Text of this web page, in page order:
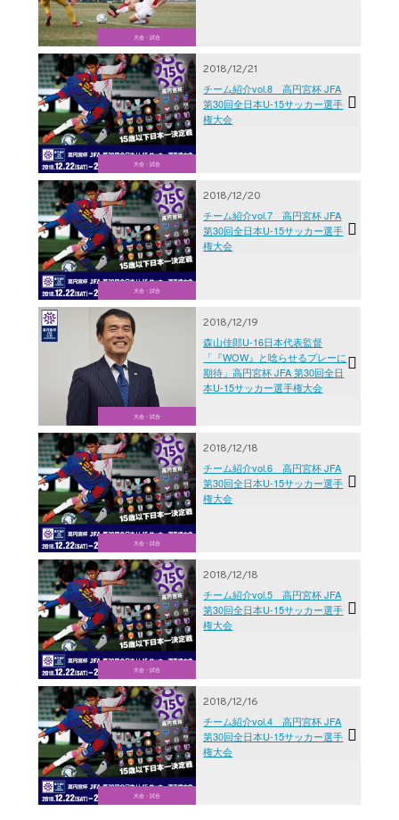
大会・試合
大会・試合
2018/12/21
チーム紹介vol.8 高円宮杯 JFA
第30回全日本U-15サッカー選手
権大会
大会・試合
2018/12/20
チーム紹介vol.7 高円宮杯 JFA
第30回全日本U-15サッカー選手
権大会
大会・試合
2018/12/19
森山佳郎U-16日本代表監督
「『WOW』と唸らせるプレーに
期待」高円宮杯 JFA 第30回全日
本U-15サッカー選手権大会
大会・試合
2018/12/18
チーム紹介vol.6 高円宮杯 JFA
第30回全日本U-15サッカー選手
権大会
大会・試合
2018/12/18
チーム紹介vol.5 高円宮杯 JFA
第30回全日本U-15サッカー選手
権大会
大会・試合
2018/12/16
チーム紹介vol.4 高円宮杯 JFA
第30回全日本U-15サッカー選手
権大会